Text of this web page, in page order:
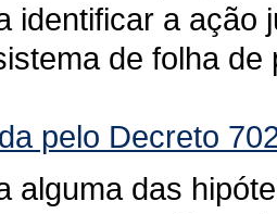
identificar a ação
de folha
pelo Decreto
alguma das